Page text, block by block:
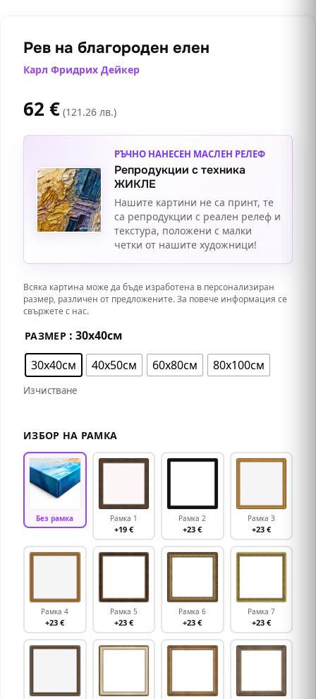
Рев на благороден елен
Карл Фридрих Дейкер
62 € (121.26 лв.)
РЪЧНО НАНЕСЕН МАСЛЕН РЕЛЕФ
Репродукции с техника
ЖИКЛЕ
Нашите картини не са принт, те
са репродукции с реален релеф и
текстура, положени с малки
четки от нашите художници!
Всяка картина може да бъде изработена в персонализиран
размер, различен от предложените. За повече информация се
свържете с нас.
РАЗМЕР : 30х40см
30х40см
40х50см 60х80см 80х100см
Изчистване
ИЗБОР НА РАМКА
Без рамка Рамка 1
+19 €
Рамка 2
+23 €
Рамка 3
+23 €
Рамка 4
+23 €
Рамка 5
+23 €
Рамка 6
+23 €
Рамка 7
+23 €